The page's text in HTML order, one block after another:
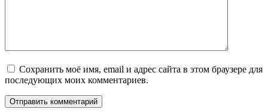
Сохранить моё имя, email и адрес сайта в этом браузере для
последующих моих комментариев.